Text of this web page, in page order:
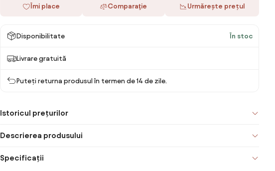
Îmi place Comparaţie Urmărește prețul
Disponibilitate În stoc
Livrare gratuită
Puteți returna produsul în termen de 14 de zile.
Istoricul prețurilor
Descrierea produsului
Specificații